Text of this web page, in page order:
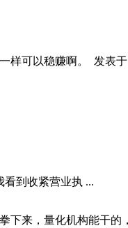
样可以稳赚啊。 发表于
到收紧营业执 ...
来，量化机构能干